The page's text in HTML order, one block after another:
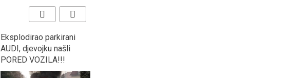
NAJAMNIK- Priča prema
istinitom dogadjaju…
(foto)